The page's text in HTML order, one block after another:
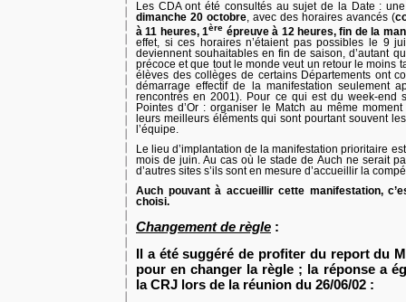
Les CDA ont été consultés au sujet de la Date :
dimanche 20 octobre , avec des horaires avancés (
à 11 heures, 1ère épreuve à 12 heures, fin de la
effet, si ces horaires n’étaient pas possibles le 9
deviennent souhaitables en fin de saison, d’autant
précoce et que tout le monde veut un retour le moins
élèves des collèges de certains Départements ont
démarrage effectif de la manifestation seulement
rencontrés en 2001). Pour ce qui est du week-end
Pointes d’Or : organiser le Match au même
leurs meilleurs éléments qui sont pourtant souvent
l’équipe.
Le lieu d’implantation de la manifestation prioritaire
mois de juin. Au cas où le stade de Auch ne serait
d’autres sites s’ils sont en mesure d’accueillir la
Auch pouvant à accueillir cette manifestation,
choisi.
Changement de règle :
Il a été suggéré de profiter du report du
pour en changer la règle ; la réponse a
la CRJ lors de la réunion du 26/06/02 :